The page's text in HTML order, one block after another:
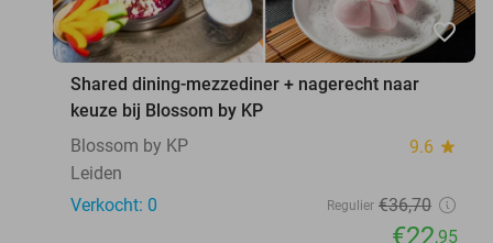
favorite_border
Shared dining-mezzediner + nagerecht naar
keuze bij Blossom by KP
Blossom by KP
9.6 star
Leiden
Verkocht: 0
Regulier €36,70
€22,95